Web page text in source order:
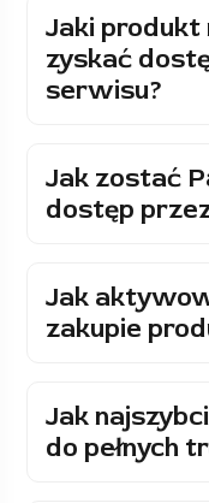
Jaki produkt
zyskać
serwisu?
Jak zostać
dostęp
Jak
zakupie
Jak
do pełnych